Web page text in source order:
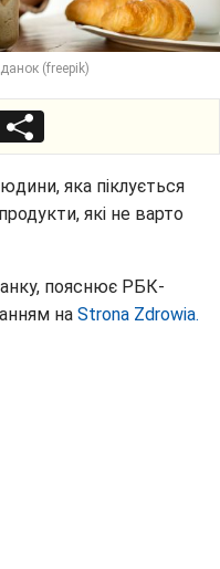
(freepik)
яка піклується
які не варто
пояснює РБК-
на Strona Zdrowia.